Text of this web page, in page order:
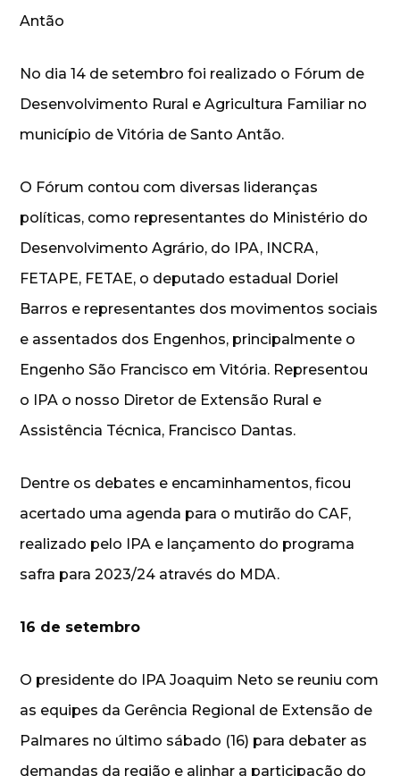
Antão
No dia 14 de setembro foi realizado o Fórum de
Desenvolvimento Rural e Agricultura Familiar no
município de Vitória de Santo Antão.
O Fórum contou com diversas lideranças
políticas, como representantes do Ministério do
Desenvolvimento Agrário, do IPA, INCRA,
FETAPE, FETAE, o deputado estadual Doriel
Barros e representantes dos movimentos sociais
e assentados dos Engenhos, principalmente o
Engenho São Francisco em Vitória. Representou
o IPA o nosso Diretor de Extensão Rural e
Assistência Técnica, Francisco Dantas.
Dentre os debates e encaminhamentos, ficou
acertado uma agenda para o mutirão do CAF,
realizado pelo IPA e lançamento do programa
safra para 2023/24 através do MDA.
16 de setembro
O presidente do IPA Joaquim Neto se reuniu com
as equipes da Gerência Regional de Extensão de
Palmares no último sábado (16) para debater as
demandas da região e alinhar a participação do